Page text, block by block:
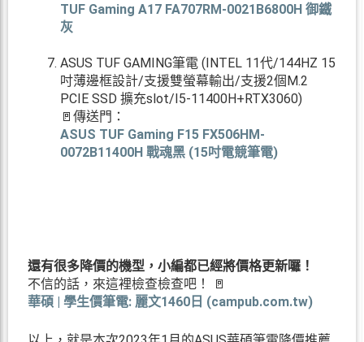
TUF Gaming A17 FA707RM-0021B6800H 御鐵
灰
ASUS TUF GAMING筆電 (INTEL 11代/144HZ 15
吋薄邊框設計/支援雙螢幕輸出/支援2個M.2
PCIE SSD 擴充slot/I5-11400H+RTX3060)
🚪傳送門：
ASUS TUF Gaming F15 FX506HM-
0072B11400H 戰魂黑 (15吋電競筆電)
還有很多降價的機型，小編都已經將價格更新囉！
不信的話，來這裡檢查檢查吧！ 🚪
華碩 | 學生價筆電: 麗文1460日 (campub.com.tw)